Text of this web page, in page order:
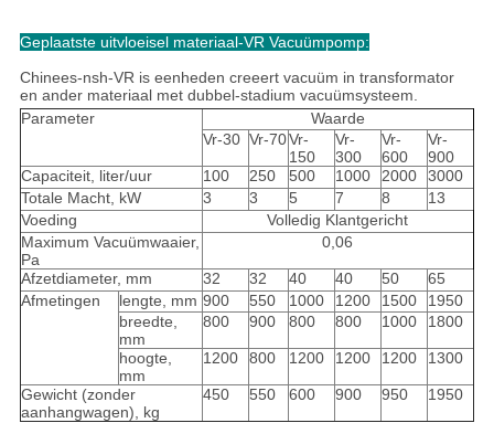
Geplaatste uitvloeisel materiaal-VR Vacuümpomp:
Chinees-nsh-VR is eenheden creeert vacuüm in transformator
en ander materiaal met dubbel-stadium vacuümsysteem.
Parameter
Waarde
Vr-30 Vr-70Vr-
150
Vr-
300
Vr-
600
Vr-
900
Capaciteit, liter/uur
100 250 500 1000 2000
3000
Totale Macht, kW
3 3 5 7 8
13
Voeding
Volledig Klantgericht
Maximum Vacuümwaaier,
Pa
0,06
Afzetdiameter, mm 32 32 40 40 50
65
Afmetingen
lengte, mm 900 550 1000 1200 1500
1950
breedte,
mm
800 900 800 800 1000 1800
hoogte,
mm
1200 800 1200 1200 1200 1300
Gewicht (zonder
aanhangwagen), kg
450 550 600 900 950 1950